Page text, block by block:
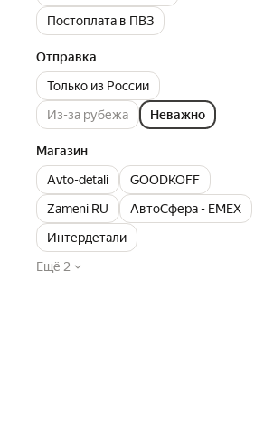
Постоплата в ПВЗ
Отправка
Только из России
Из-за рубежа
Неважно
Магазин
Avto-detali
GOODKOFF
Zameni RU
АвтоСфера - ЕМЕХ
Интердетали
Ещё 2